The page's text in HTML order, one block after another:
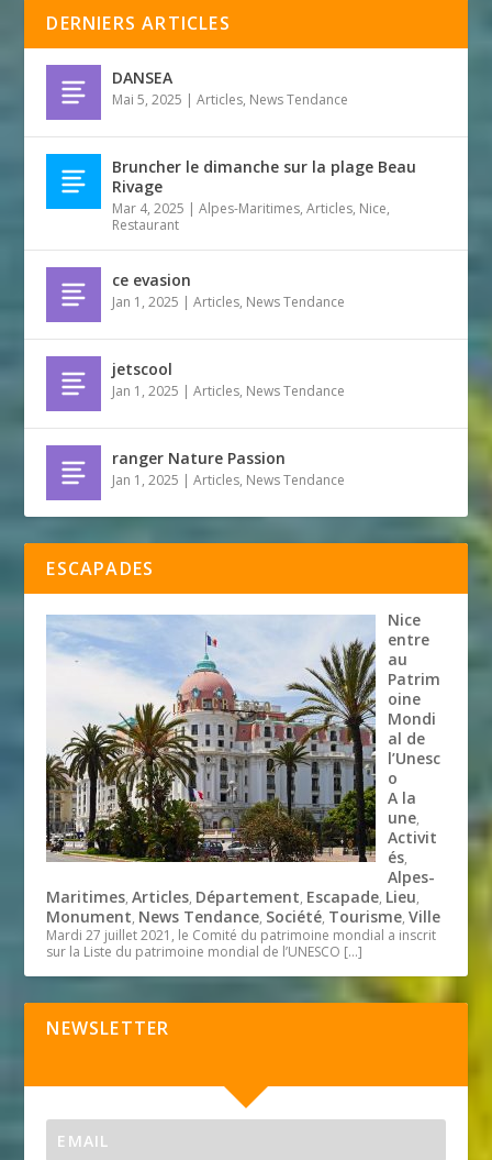
DERNIERS ARTICLES
DANSEA
Mai 5, 2025 |Articles, News Tendance
Bruncher le dimanche sur la plage Beau
Rivage
Mar 4, 2025 |Alpes-Maritimes,Articles, Nice,
Restaurant
ce evasion
Jan 1, 2025 |Articles, News Tendance
jetscool
Jan 1, 2025 |Articles, News Tendance
ranger Nature Passion
Jan 1, 2025 |Articles, News Tendance
ESCAPADES
Nice
entre
au
Patrim
oine
Mondi
al de
l’Unesc
o
A la
une,
Activit
és,
Alpes-
Maritimes,Articles, Département, Escapade, Lieu,
Monument, News Tendance, Société, Tourisme,Ville
Mardi 27 juillet 2021, le Comité du patrimoine mondial a inscrit
sur la Liste du patrimoine mondial de l’UNESCO […]
NEWSLETTER